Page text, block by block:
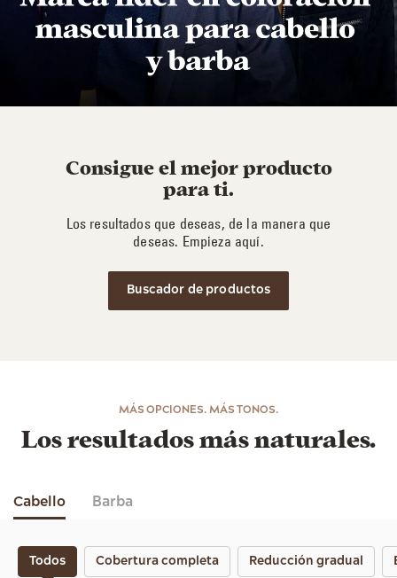
Consigue el mejor producto
para ti.
Los resultados que deseas, de la manera que
deseas. Empieza aquí.
Buscador de productos
MÁS OPCIONES. MÁS TONOS.
Los resultados más naturales.
Cabello
Todos
Cobertura completa Reducción gradual
Barba